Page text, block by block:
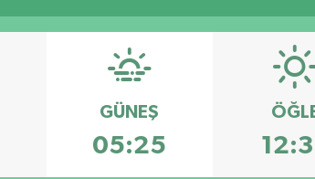
GÜNEŞ
05:25